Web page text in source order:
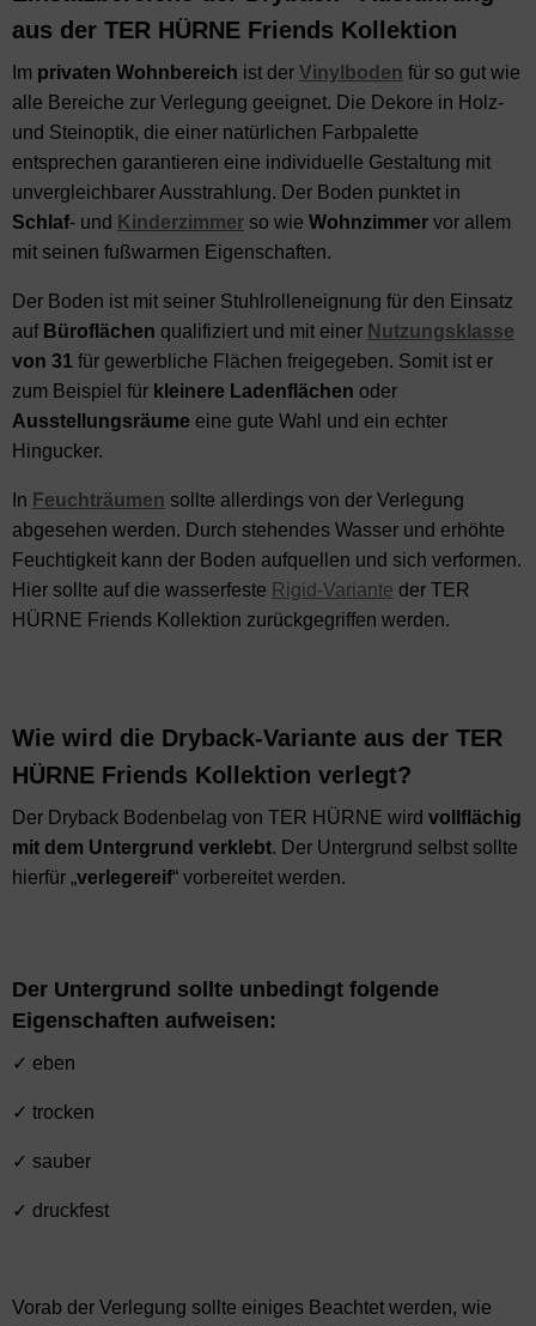
aus der TER HÜRNE Friends Kollektion
Im privaten Wohnbereich ist der Vinylboden für so gut wie
alle Bereiche zur Verlegung geeignet. Die Dekore in Holz-
und Steinoptik, die einer natürlichen Farbpalette
entsprechen garantieren eine individuelle Gestaltung mit
unvergleichbarer Ausstrahlung. Der Boden punktet in
Schlaf- und Kinderzimmer so wie Wohnzimmer vor allem
mit seinen fußwarmen Eigenschaften.
Der Boden ist mit seiner Stuhlrolleneignung für den Einsatz
auf Büroflächen qualifiziert und mit einer Nutzungsklasse
von 31 für gewerbliche Flächen freigegeben. Somit ist er
zum Beispiel für kleinere Ladenflächen oder
Ausstellungsräume eine gute Wahl und ein echter
Hingucker.
In Feuchträumen sollte allerdings von der Verlegung
abgesehen werden. Durch stehendes Wasser und erhöhte
Feuchtigkeit kann der Boden aufquellen und sich verformen.
Hier sollte auf die wasserfeste Rigid-Variante der TER
HÜRNE Friends Kollektion zurückgegriffen werden.
Wie wird die Dryback-Variante aus der TER
HÜRNE Friends Kollektion verlegt?
Der Dryback Bodenbelag von TER HÜRNE wird vollflächig
mit dem Untergrund verklebt. Der Untergrund selbst sollte
hierfür „verlegereif“ vorbereitet werden.
Der Untergrund sollte unbedingt folgende
Eigenschaften aufweisen:
✓ eben
✓ trocken
✓ sauber
✓ druckfest
Vorab der Verlegung sollte einiges Beachtet werden, wie